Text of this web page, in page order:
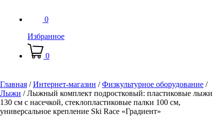
0
Избранное
0
Главная /Интернет-магазин /Физкультурное оборудование /
Лыжи /Лыжный комплект подростковый: пластиковые лыжи
130 см с насечкой, стеклопластиковые палки 100 см,
универсальное крепление Ski Race «Градиент»